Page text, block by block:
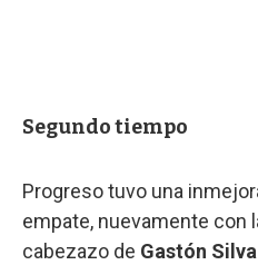
Segundo tiempo
Progreso tuvo una
empate, nuevamente con
cabezazo de Gastón Silva